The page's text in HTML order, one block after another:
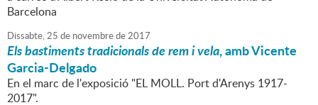
Barcelona
Dissabte,25 de novembrede2017
Els bastiments tradicionals de rem i vela, amb Vicente
Garcia-Delgado
En el marc de l'exposició "EL MOLL. Port d'Arenys 1917-
2017".